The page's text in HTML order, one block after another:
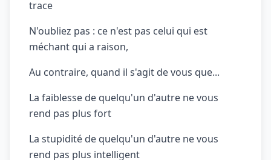
trace
N'oubliez pas : ce n'est pas celui qui est
méchant qui a raison,
Au contraire, quand il s'agit de vous que...
La faiblesse de quelqu'un d'autre ne vous
rend pas plus fort
La stupidité de quelqu'un d'autre ne vous
rend pas plus intelligent